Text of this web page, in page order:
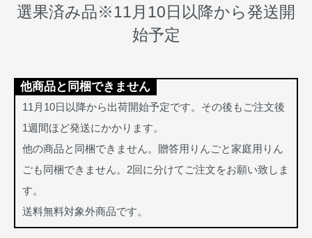
選果済み品※11月10日以降から発送開
始予定
他商品と同梱できません
11月10日以降から出荷開始予定です。その後もご注文後
1週間ほど発送にかかります。
他の商品と同梱できません。贈答用りんごと家庭用りん
ごも同梱できません。2回に分けてご注文をお願い致しま
す。
送料無料対象外商品です。